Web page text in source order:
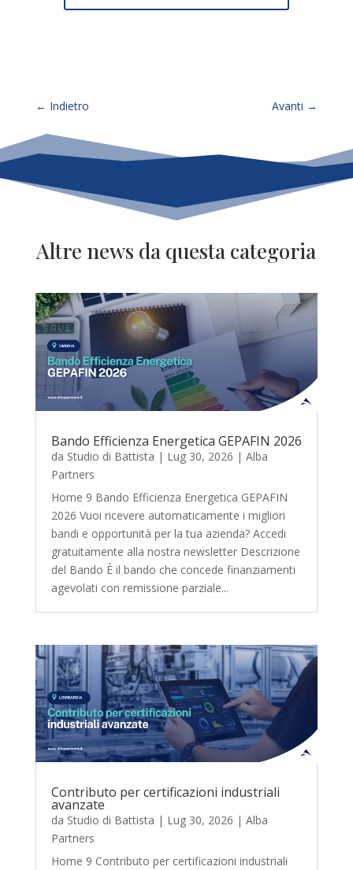
← Indietro Avanti →
Altre news da questa categoria
Bando Efficienza Energetica GEPAFIN 2026
da Studio di Battista | Lug 30, 2026 | Alba
Partners
Home 9 Bando Efficienza Energetica GEPAFIN
2026 Vuoi ricevere automaticamente i migliori
bandi e opportunità per la tua azienda? Accedi
gratuitamente alla nostra newsletter Descrizione
del Bando È il bando che concede finanziamenti
agevolati con remissione parziale...
Contributo per certificazioni industriali
avanzate
da Studio di Battista | Lug 30, 2026 | Alba
Partners
Home 9 Contributo per certificazioni industriali